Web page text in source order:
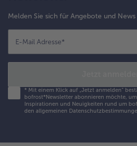
Melden Sie sich für Angebote und
E-Mail Adresse*
* Mit einem Klick auf „Jetzt anmelden"
bofrost*Newsletter abonnieren möchte,
Inspirationen und Neuigkeiten rund um
den allgemeinen